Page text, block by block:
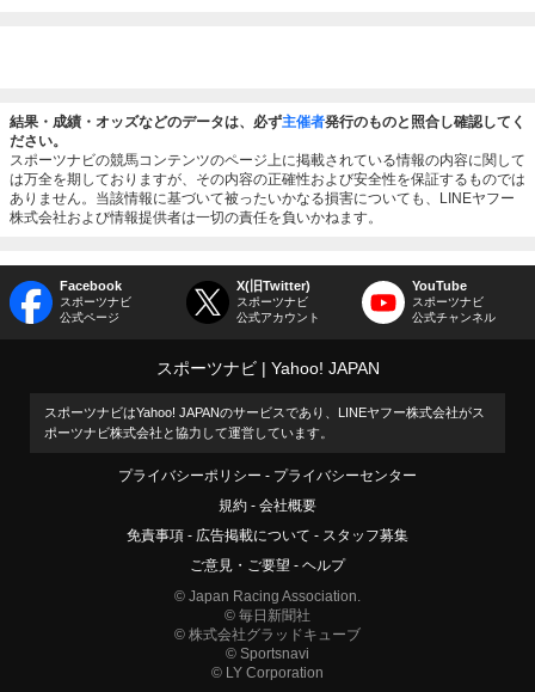
結果・成績・オッズなどのデータは、必ず主催者発行のものと照合し確認してく
ださい。
スポーツナビの競馬コンテンツのページ上に掲載されている情報の内容に関して
は万全を期しておりますが、その内容の正確性および安全性を保証するものでは
ありません。当該情報に基づいて被ったいかなる損害についても、LINEヤフー
株式会社および情報提供者は一切の責任を負いかねます。
Facebook
スポーツナビ
公式ページ
X(旧Twitter)
スポーツナビ
公式アカウント
YouTube
スポーツナビ
公式チャンネル
スポーツナビ Yahoo! JAPAN
スポーツナビはYahoo! JAPANのサービスであり、LINEヤフー株式会社がス
ポーツナビ株式会社と協力して運営しています。
プライバシーポリシー
プライバシーセンター
規約
会社概要
免責事項
広告掲載について
スタッフ募集
ご意見・ご要望
ヘルプ
© Japan Racing Association.
© 毎日新聞社
© 株式会社グラッドキューブ
© Sportsnavi
© LY Corporation